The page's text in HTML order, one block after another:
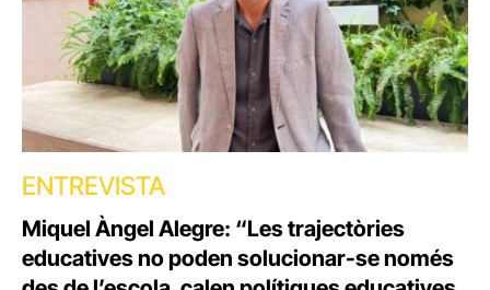
ENTREVISTA
Miquel Àngel Alegre: “Les trajectòries
educatives no poden solucionar-se només